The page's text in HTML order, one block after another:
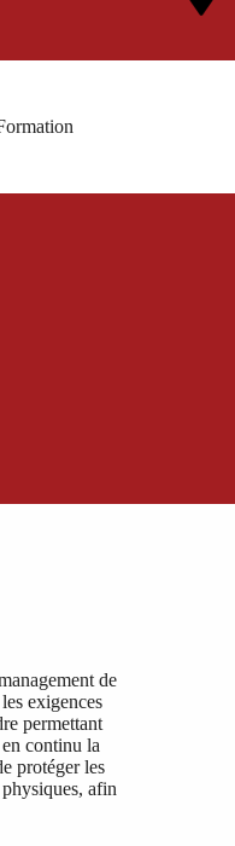
de
exigences
permettant
continu la
protéger les
afin